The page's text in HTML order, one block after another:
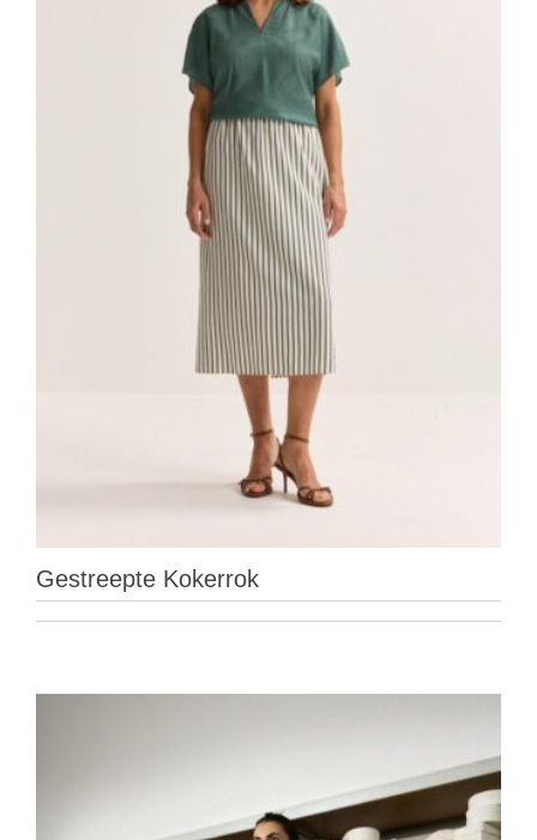
Gestreepte Kokerrok